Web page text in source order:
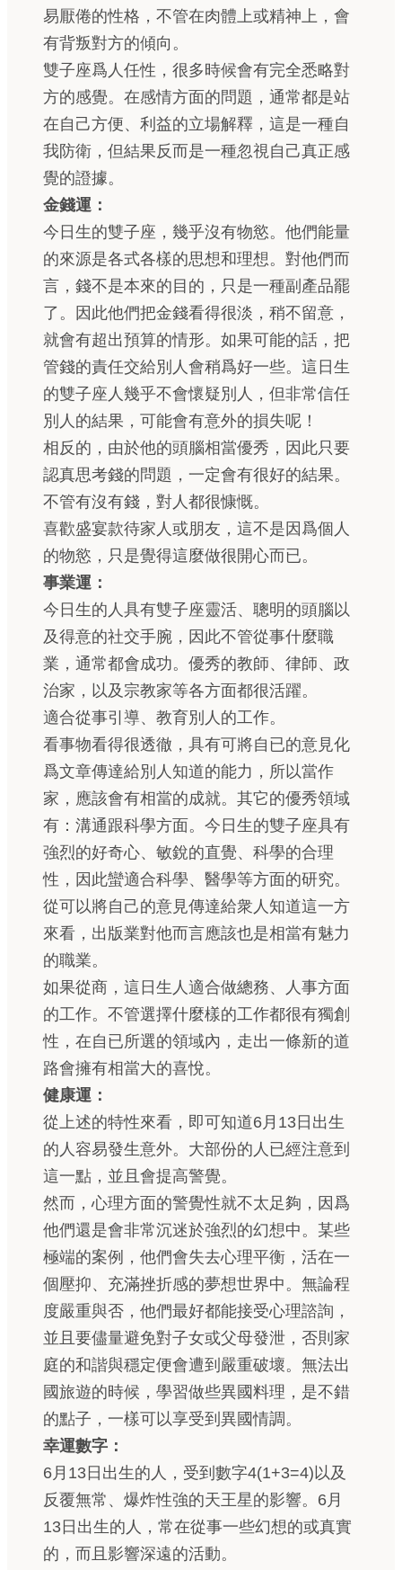
易厭倦的性格，不管在肉體上或精神上，會
有背叛對方的傾向。
雙子座爲人任性，很多時候會有完全悉略對
方的感覺。在感情方面的問題，通常都是站
在自己方便、利益的立場解釋，這是一種自
我防衛，但結果反而是一種忽視自己真正感
覺的證據。
金錢運：
今日生的雙子座，幾乎沒有物慾。他們能量
的來源是各式各樣的思想和理想。對他們而
言，錢不是本來的目的，只是一種副產品罷
了。因此他們把金錢看得很淡，稍不留意，
就會有超出預算的情形。如果可能的話，把
管錢的責任交給別人會稍爲好一些。這日生
的雙子座人幾乎不會懷疑別人，但非常信任
別人的結果，可能會有意外的損失呢！
相反的，由於他的頭腦相當優秀，因此只要
認真思考錢的問題，一定會有很好的結果。
不管有沒有錢，對人都很慷慨。
喜歡盛宴款待家人或朋友，這不是因爲個人
的物慾，只是覺得這麼做很開心而已。
事業運：
今日生的人具有雙子座靈活、聰明的頭腦以
及得意的社交手腕，因此不管從事什麼職
業，通常都會成功。優秀的教師、律師、政
治家，以及宗教家等各方面都很活躍。
適合從事引導、教育別人的工作。
看事物看得很透徹，具有可將自已的意見化
爲文章傳達給別人知道的能力，所以當作
家，應該會有相當的成就。其它的優秀領域
有：溝通跟科學方面。今日生的雙子座具有
強烈的好奇心、敏銳的直覺、科學的合理
性，因此蠻適合科學、醫學等方面的研究。
從可以將自己的意見傳達給衆人知道這一方
來看，出版業對他而言應該也是相當有魅力
的職業。
如果從商，這日生人適合做總務、人事方面
的工作。不管選擇什麼樣的工作都很有獨創
性，在自已所選的領域內，走出一條新的道
路會擁有相當大的喜悅。
健康運：
從上述的特性來看，即可知道6月13日出生
的人容易發生意外。大部份的人已經注意到
這一點，並且會提高警覺。
然而，心理方面的警覺性就不太足夠，因爲
他們還是會非常沉迷於強烈的幻想中。某些
極端的案例，他們會失去心理平衡，活在一
個壓抑、充滿挫折感的夢想世界中。無論程
度嚴重與否，他們最好都能接受心理諮詢，
並且要儘量避免對子女或父母發泄，否則家
庭的和諧與穩定便會遭到嚴重破壞。無法出
國旅遊的時候，學習做些異國料理，是不錯
的點子，一樣可以享受到異國情調。
幸運數字：
6月13日出生的人，受到數字4(1+3=4)以及
反覆無常、爆炸性強的天王星的影響。6月
13日出生的人，常在從事一些幻想的或真實
的，而且影響深遠的活動。